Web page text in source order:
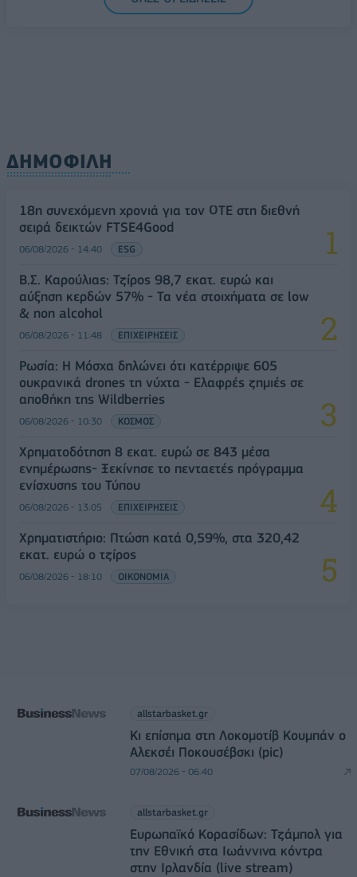
ΔΗΜΟΦΙΛΗ
18η συνεχόμενη χρονιά για τον ΟΤΕ στη διεθνή
σειρά δεικτών FTSE4Good
06/08/2026 - 14:40 ESG
Β.Σ. Καρούλιας: Τζίρος 98,7 εκατ. ευρώ και
αύξηση κερδών 57% - Τα νέα στοιχήματα σε low
& non alcohol
06/08/2026 - 11:48 ΕΠΙΧΕΙΡΗΣΕΙΣ
Ρωσία: Η Μόσχα δηλώνει ότι κατέρριψε 605
ουκρανικά drones τη νύχτα - Ελαφρές ζημιές σε
αποθήκη της Wildberries
06/08/2026 - 10:30 ΚΟΣΜΟΣ
Χρηματοδότηση 8 εκατ. ευρώ σε 843 μέσα
ενημέρωσης- Ξεκίνησε το πενταετές πρόγραμμα
ενίσχυσης του Τύπου
06/08/2026 - 13:05 ΕΠΙΧΕΙΡΗΣΕΙΣ
Χρηματιστήριο: Πτώση κατά 0,59%, στα 320,42
εκατ. ευρώ ο τζίρος
06/08/2026 - 18:10 ΟΙΚΟΝΟΜΙΑ
allstarbasket.gr
Κι επίσημα στη Λοκομοτίβ Κουμπάν ο
Αλεκσέι Ποκουσέβσκι (pic)
07/08/2026 - 06:40
allstarbasket.gr
Ευρωπαϊκό Κορασίδων: Τζάμπολ για
την Εθνική στα Ιωάννινα κόντρα
στην Ιρλανδία (live stream)